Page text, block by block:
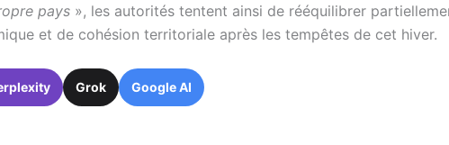
pays », les autorités tentent ainsi de rééquilibrer
et de cohésion territoriale après les tempêtes de cet hiver.
Grok Google AI